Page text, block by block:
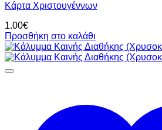
Κάρτα Χριστουγέννων
1.00€
Προσθήκη στο καλάθι